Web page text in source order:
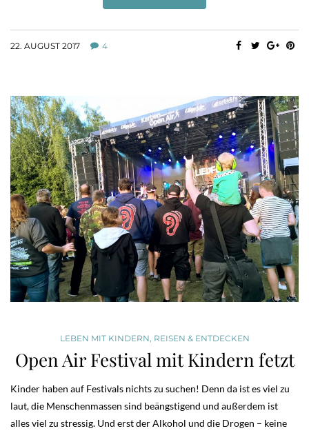
22. AUGUST 2017 4
LEBEN MIT KINDERN REISEN & ENTDECKEN
Open Air Festival mit Kindern fetzt
Kinder haben auf Festivals nichts zu suchen! Denn da ist es viel zu
laut, die Menschenmassen sind beängstigend und außerdem ist
alles viel zu stressig. Und erst der Alkohol und die Drogen – keine